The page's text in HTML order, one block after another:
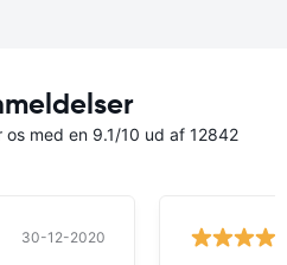
os med en 9.1/10 ud af 12842
30-12-2020